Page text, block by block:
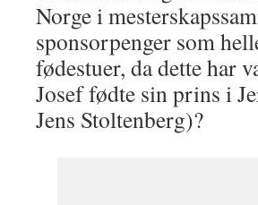
Norge i
sponsorpenger som
fødestuer, da dette har
Josef fødte sin prins i
Jens Stoltenberg)?